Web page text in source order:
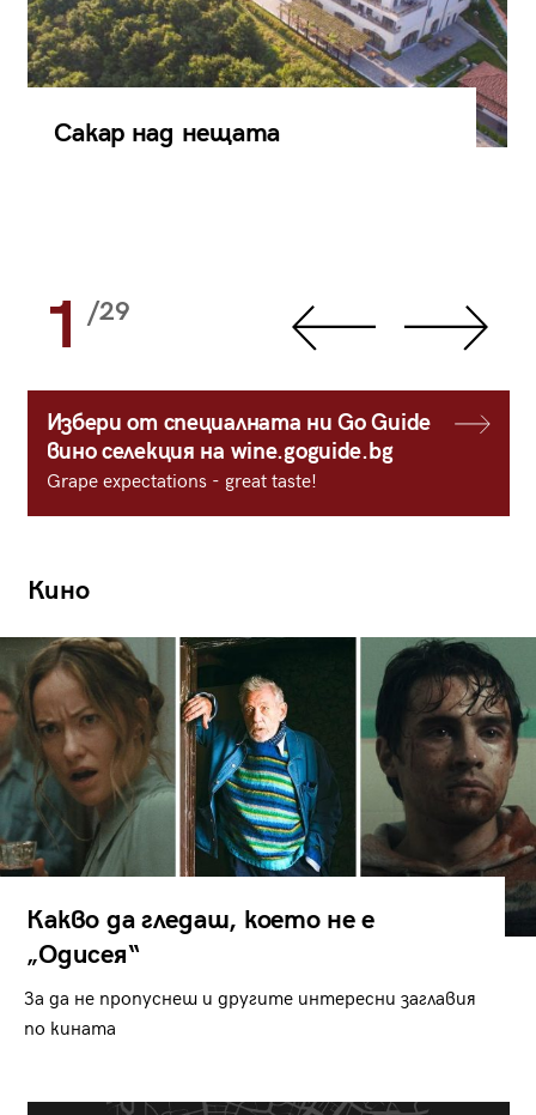
Сакар над нещата
1 /29
Избери от специалната ни Go Guide
вино селекция на wine.goguide.bg
Grape expectations - great taste!
Кино
Какво да гледаш, което не е
„Одисея“
За да не пропуснеш и другите интересни заглавия
по кината